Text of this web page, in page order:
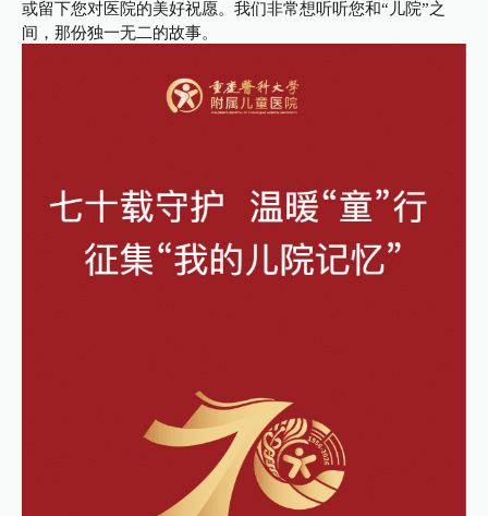
或留下您对医院的美好祝愿。我们非常想听听您和“儿院”之
间，那份独一无二的故事。